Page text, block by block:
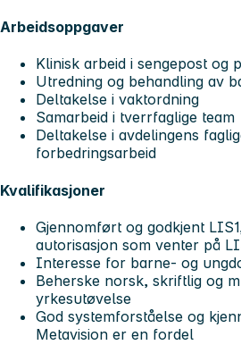
Arbeidsoppgaver
Klinisk arbeid i sengepost og
Utredning og behandling av
Deltakelse i vaktordning
Samarbeid i tverrfaglige team
Deltakelse i avdelingens
forbedringsarbeid
Kvalifikasjoner
Gjennomført og godkjent
autorisasjon som venter på
Interesse for barne- og
Beherske norsk, skriftlig og
yrkesutøvelse
God systemforståelse og
Metavision er en fordel